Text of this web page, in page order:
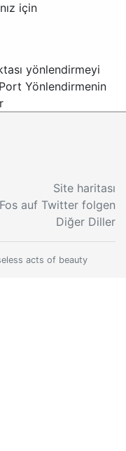
için
yönlendirmeyi
Yönlendirmenin
Site haritası
auf Twitter folgen
Diğer Diller
acts of beauty